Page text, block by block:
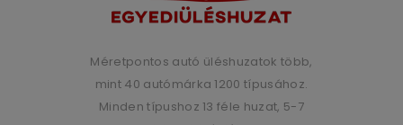
Méretpontos autó üléshuzatok több,
mint 40 autómárka 1200 típusához.
Minden típushoz 13 féle huzat, 5-7